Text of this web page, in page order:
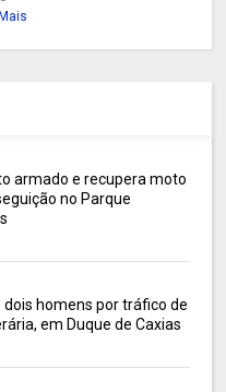
armado e recupera moto
no Parque
dois homens por tráfico de
em Duque de Caxias